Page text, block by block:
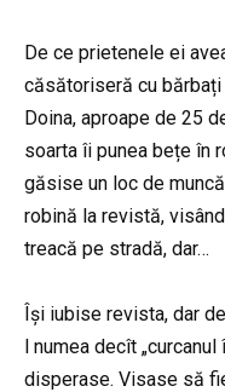
De ce prietenele ei
căsătoriseră cu
Doina, aproape de 25
soarta îi punea bețe în
găsise un loc de
robină la revistă,
treacă pe stradă, dar…
Își iubise revista, dar
l numea decît
disperase. Visase să